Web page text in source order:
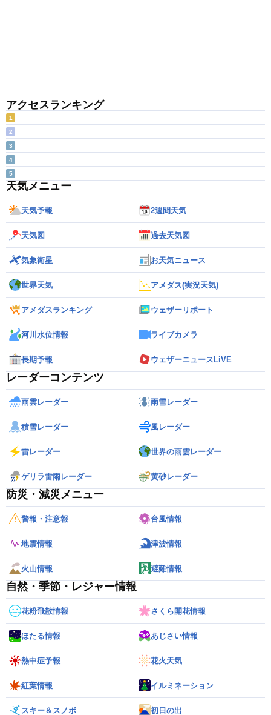
アクセスランキング
1
2
3
4
5
天気メニュー
天気予報 2週間天気
天気図 過去天気図
気象衛星 お天気ニュース
世界天気 アメダス(実況天気)
アメダスランキング ウェザーリポート
河川水位情報 ライブカメラ
長期予報 ウェザーニュースLiVE
レーダーコンテンツ
雨雲レーダー 雨雪レーダー
積雪レーダー 風レーダー
雷レーダー 世界の雨雲レーダー
ゲリラ雷雨レーダー 黄砂レーダー
防災・減災メニュー
警報・注意報 台風情報
地震情報 津波情報
火山情報 避難情報
自然・季節・レジャー情報
花粉飛散情報 さくら開花情報
ほたる情報 あじさい情報
熱中症予報 花火天気
紅葉情報 イルミネーション
スキー＆スノボ 初日の出